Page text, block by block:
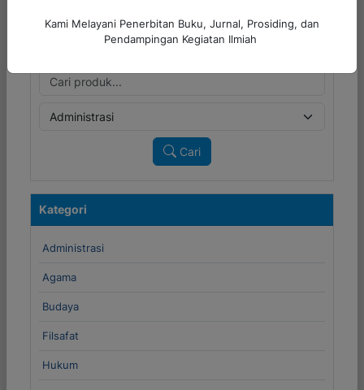
Cari Produk
Cari
Kategori
Administrasi
Agama
Budaya
Filsafat
Hukum
Kami Melayani Penerbitan Buku, Jurnal, Prosiding, dan
Pendampingan Kegiatan Ilmiah